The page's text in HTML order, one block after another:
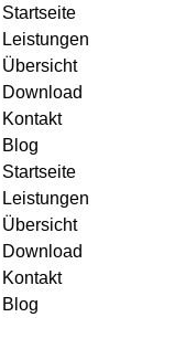
Startseite
Leistungen
Übersicht
Download
Kontakt
Blog
Startseite
Leistungen
Übersicht
Download
Kontakt
Blog